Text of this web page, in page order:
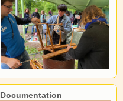
Documentation